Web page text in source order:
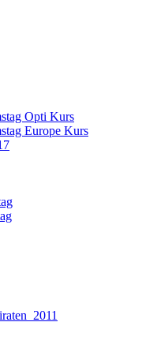
Opti Kurs
Europe Kurs